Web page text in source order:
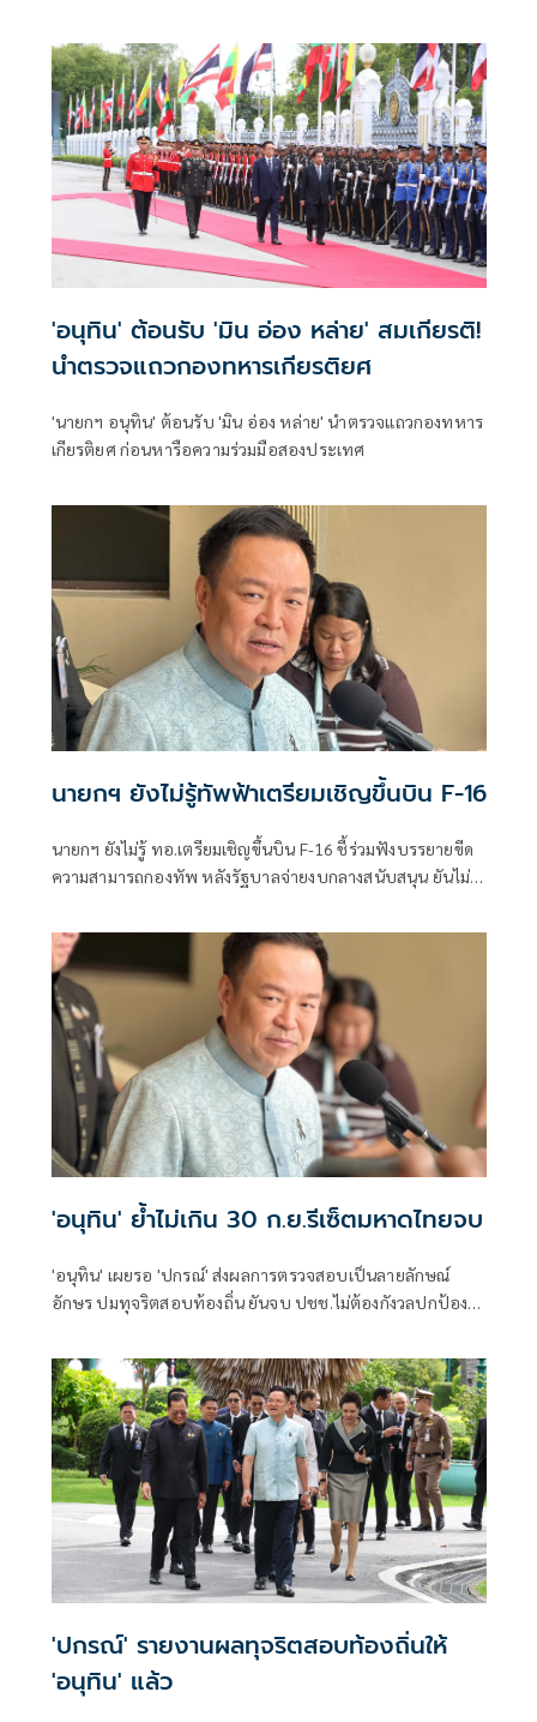
คุณภาพน้ำ -เทคโนโลยีอวกาศ
'อนุทิน' ต้อนรับ 'มิน อ่อง หล่าย' สมเกียรติ!
นำตรวจแถวกองทหารเกียรติยศ
'นายกฯ อนุทิน' ต้อนรับ 'มิน อ่อง หล่าย' นำตรวจแถวกองทหาร
เกียรติยศ ก่อนหารือความร่วมมือสองประเทศ
นายกฯ ยังไม่รู้ทัพฟ้าเตรียมเชิญขึ้นบิน F-16
นายกฯ ยังไม่รู้ ทอ.เตรียมเชิญขึ้นบิน F-16 ชี้ร่วมฟังบรรยายขีด
ความสามารถกองทัพ หลังรัฐบาลจ่ายงบกลางสนับสนุน ยันไม่
'อนุทิน' ย้ำไม่เกิน 30 ก.ย.รีเซ็ตมหาดไทยจบ
'อนุทิน' เผยรอ 'ปกรณ์' ส่งผลการตรวจสอบเป็นลายลักษณ์
อักษร ปมทุจริตสอบท้องถิ่น ยันจบ ปชช.ไม่ต้องกังวลปกป้อง
เต้นได้ ชี้รีเซ็ต มท.จบใน ก.ย.นี้
'ปกรณ์' รายงานผลทุจริตสอบท้องถิ่นให้
'อนุทิน' แล้ว